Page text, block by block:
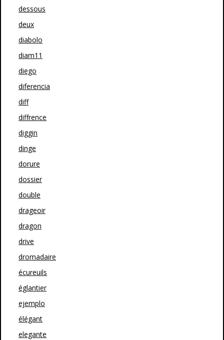
dessous
deux
diabolo
diam11
diego
diferencia
diff
diffrence
diggin
dinge
dorure
dossier
double
drageoir
dragon
drive
dromadaire
écureuils
églantier
ejemplo
élégant
elegante